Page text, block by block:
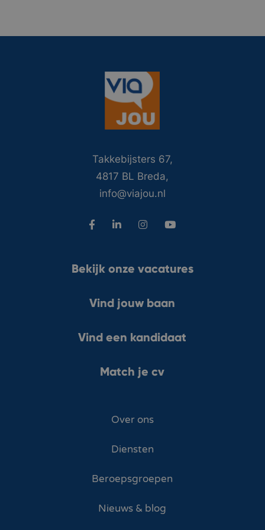
Takkebijsters 67,
4817 BL Breda,
info@viajou.nl
Bekijk onze vacatures
Vind jouw baan
Vind een kandidaat
Match je cv
Over ons
Diensten
Beroepsgroepen
Nieuws & blog